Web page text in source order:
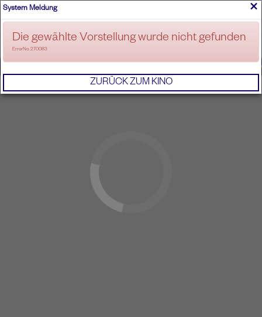
ANMELDEN
×
System Meldung
Die gewählte Vorstellung wurde nicht gefunden
ErrorNo. 270083
ZURÜCK ZUM KINO